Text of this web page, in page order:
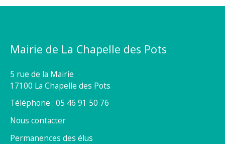
Mairie de La Chapelle des Pots
5 rue de la Mairie
17100 La Chapelle des Pots
Téléphone : 05 46 91 50 76
Nous contacter
Permanences des élus